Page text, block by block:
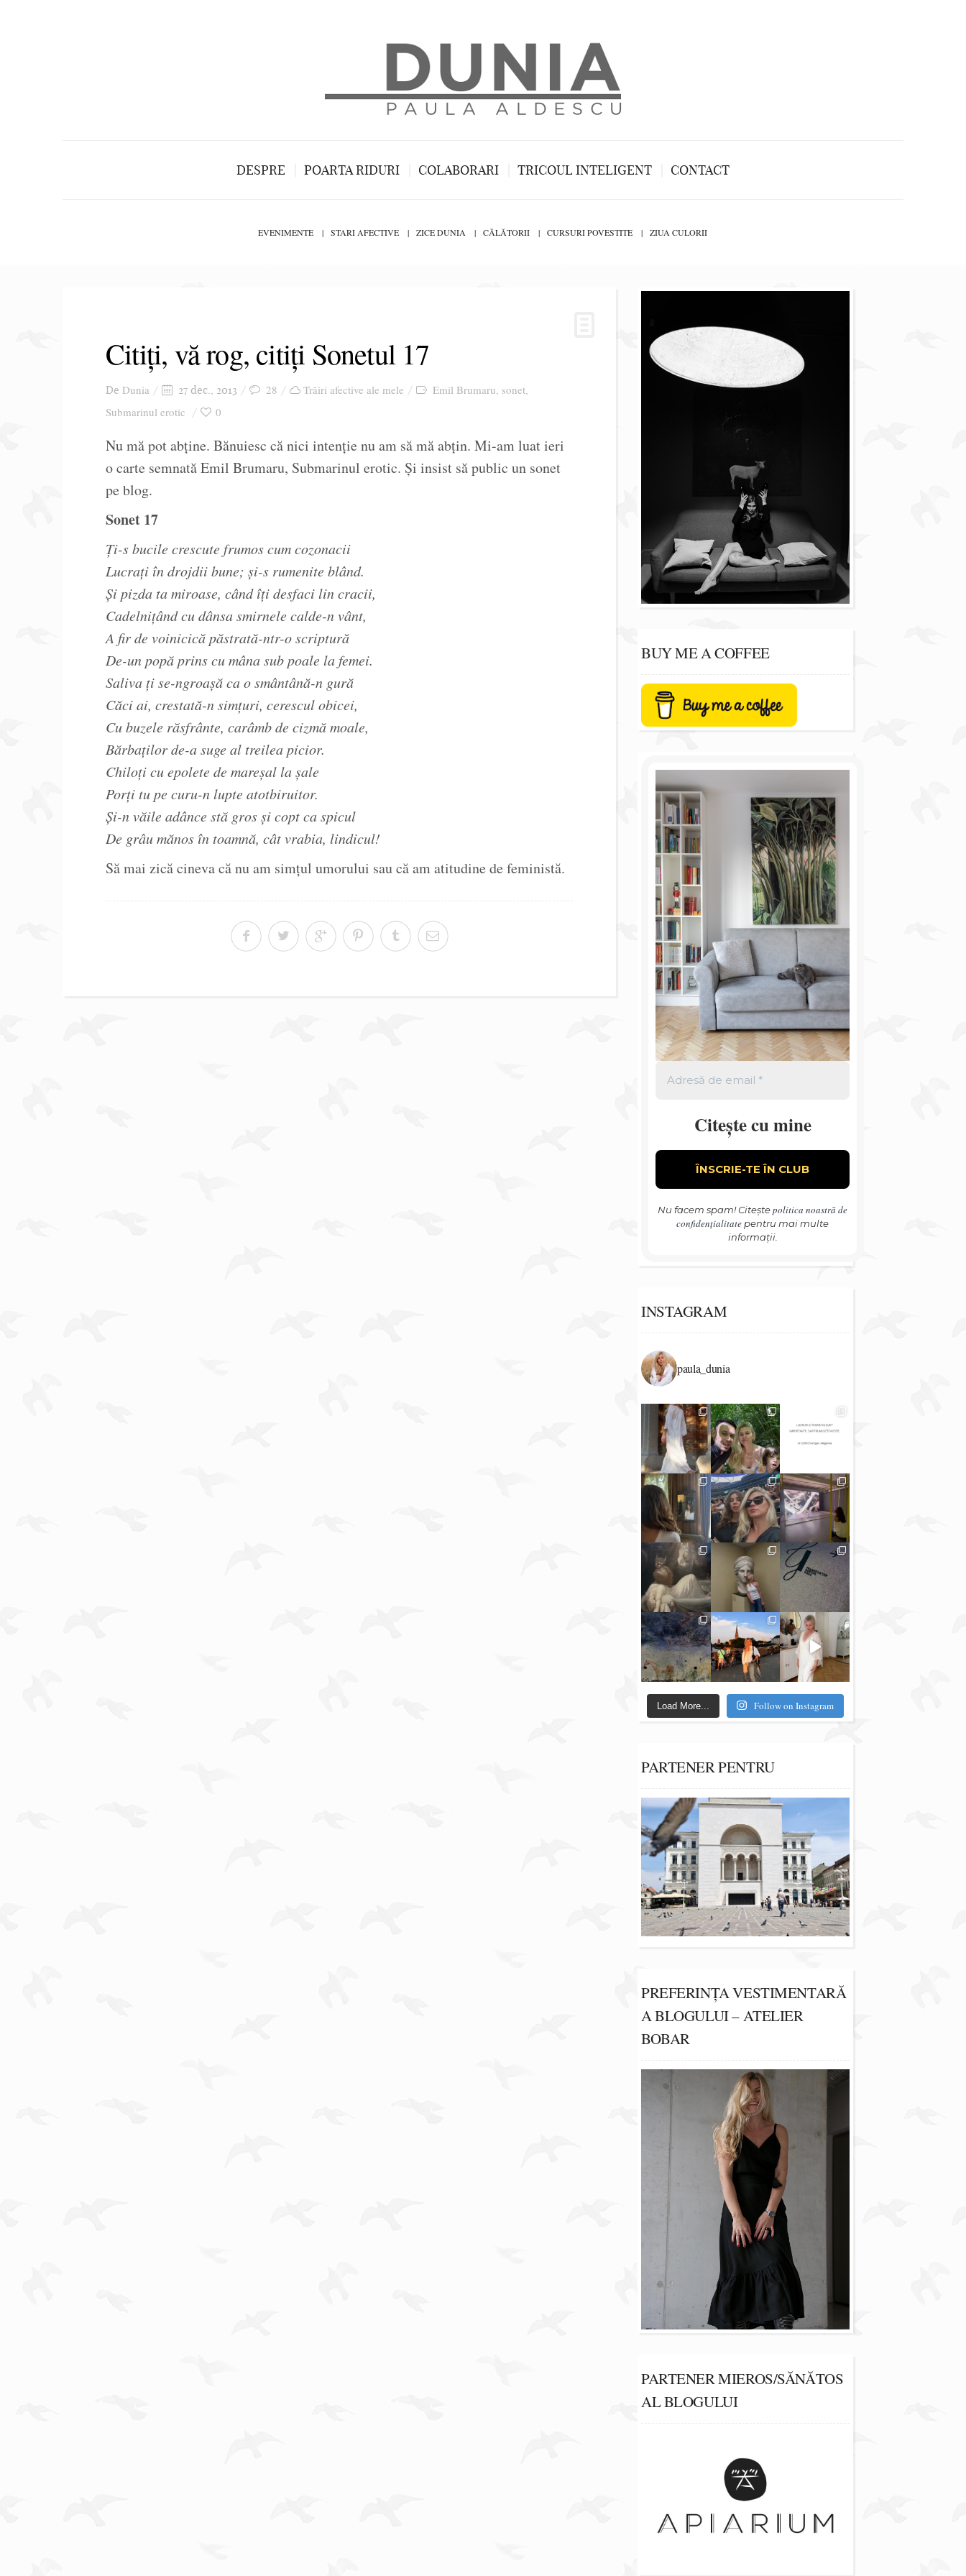
DESPRE POARTA RIDURI COLABORARI TRICOUL INTELIGENT CONTACT
EVENIMENTE STARI AFECTIVE ZICE DUNIA CĂLĂTORII CURSURI POVESTITE ZIUA CULORII
Citiți, vă rog, citiți Sonetul 17
De Dunia 27 dec., 2013 28 Trăiri afective ale mele Emil Brumaru, sonet,
Submarinul erotic 0
Nu mă pot abține. Bănuiesc că nici intenție nu am să mă abțin. Mi-am luat ieri
o carte semnată Emil Brumaru, Submarinul erotic. Și insist să public un sonet
pe blog.
Sonet 17
Ți-s bucile crescute frumos cum cozonacii
Lucrați în drojdii bune; și-s rumenite blând.
Și pizda ta miroase, când îți desfaci lin cracii,
Cadelnițând cu dânsa smirnele calde-n vânt,
A fir de voinicică păstrată-ntr-o scriptură
De-un popă prins cu mâna sub poale la femei.
Saliva ți se-ngroașă ca o smântână-n gură
Căci ai, crestată-n simțuri, cerescul obicei,
Cu buzele răsfrânte, carâmb de cizmă moale,
Bărbaților de-a suge al treilea picior.
Chiloți cu epolete de mareșal la șale
Porți tu pe curu-n lupte atotbiruitor.
Și-n văile adânce stă gros și copt ca spicul
De grâu mănos în toamnă, cât vrabia, lindicul!
Să mai zică cineva că nu am simțul umorului sau că am atitudine de feministă.
BUY ME A COFFEE
Citește cu mine
Nu facem spam! Citeștepolitica noastră de
confidențialitate pentru mai multe
informații.
INSTAGRAM
paula_dunia
Load More... Follow on Instagram
PARTENER PENTRU
PREFERINȚA VESTIMENTARĂ
A BLOGULUI – ATELIER
BOBAR
PARTENER MIEROS/SĂNĂTOS
AL BLOGULUI